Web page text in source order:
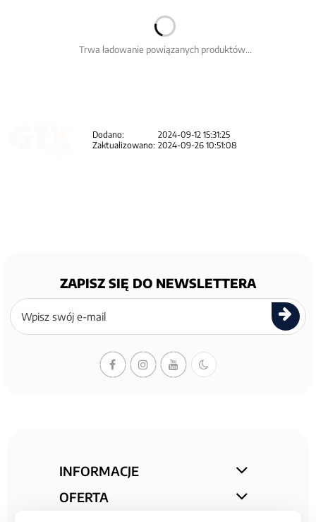
Trwa ładowanie powiązanych produktów...
Dodano:
2024-09-12 15:31:25
Zaktualizowano: 2024-09-26 10:51:08
ZAPISZ SIĘ DO NEWSLETTERA
Zapisz
się
newslettera
INFORMACJE
OFERTA